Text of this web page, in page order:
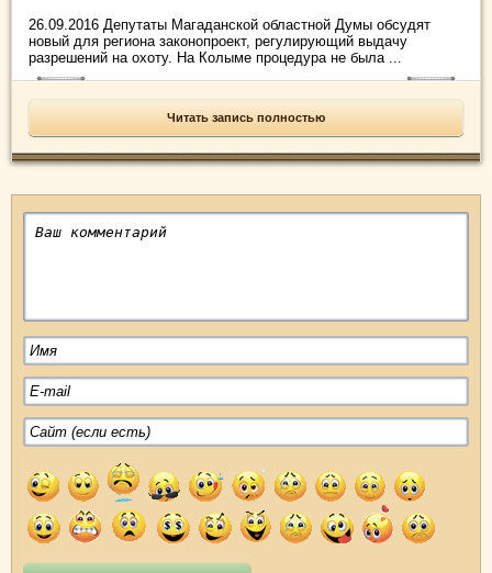
26.09.2016 Депутаты Магаданской областной Думы обсудят
новый для региона законопроект, регулирующий выдачу
разрешений на охоту. На Колыме процедура не была ...
Читать запись полностью